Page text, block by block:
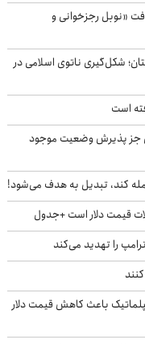
«نوبل رجزخوانی و
شکل‌گیری ناتوی اسلامی در
است
جز پذیرش وضعیت موجود
کند، تبدیل به هدف می‌شود!
قیمت دلار است +جدول
را تهدید می‌کند
۱۸ مرداد؛ اخبار دیپلماتیک باعث کاهش قیمت دلار